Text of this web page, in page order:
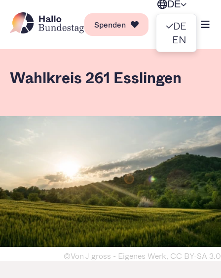
Spenden
DE
DE
EN
Wahlkreis 261 Esslingen
©Von J gross - Eigenes Werk, CC BY-SA 3.0